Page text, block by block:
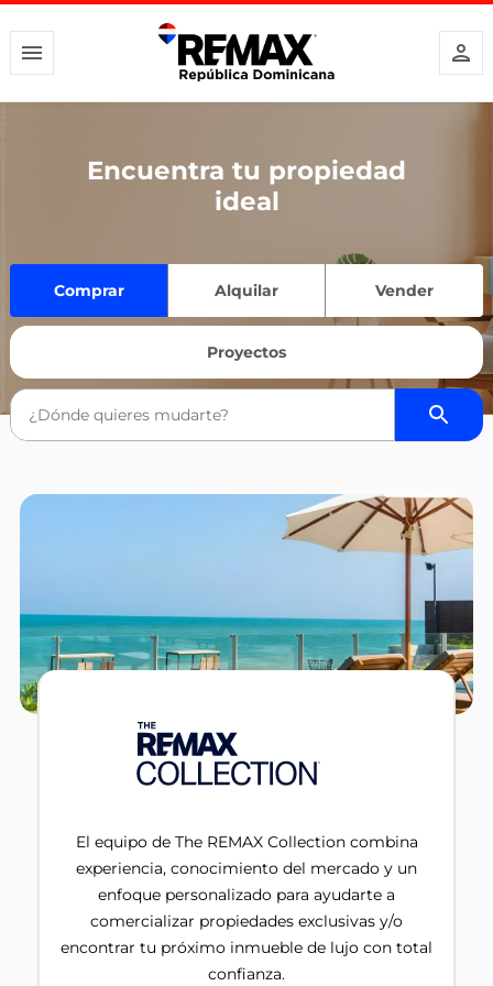
Encuentra tu propiedad
ideal
Comprar Alquilar Vender
Proyectos
El equipo de The REMAX Collection combina
experiencia, conocimiento del mercado y un
enfoque personalizado para ayudarte a
comercializar propiedades exclusivas y/o
encontrar tu próximo inmueble de lujo con total
confianza.